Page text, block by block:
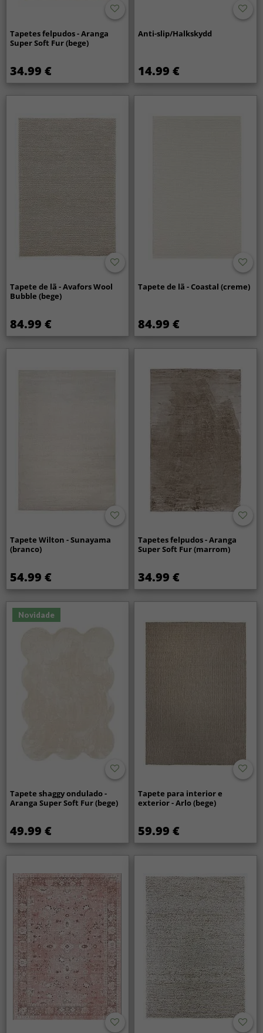
Tapetes felpudos - Aranga
Super Soft Fur (bege)
34.99 €
Anti-slip/Halkskydd
14.99 €
Tapete de lã - Avafors Wool
Bubble (bege)
84.99 €
Tapete de lã - Coastal (creme)
84.99 €
Tapete Wilton - Sunayama
(branco)
54.99 €
Tapetes felpudos - Aranga
Super Soft Fur (marrom)
34.99 €
Novidade
Tapete shaggy ondulado -
Aranga Super Soft Fur (bege)
49.99 €
Tapete para interior e
exterior - Arlo (bege)
59.99 €